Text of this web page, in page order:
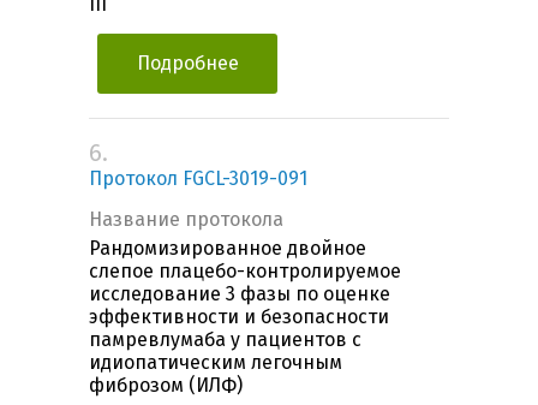
Подробнее
6.
Протокол FGCL-3019-091
Название протокола
Рандомизированное двойное
слепое плацебо-контролируемое
исследование 3 фазы по оценке
эффективности и безопасности
памревлумаба у пациентов с
идиопатическим легочным
фиброзом (ИЛФ)